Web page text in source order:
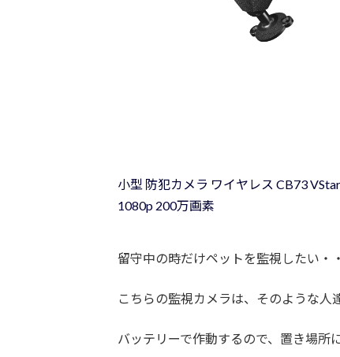
小型 防犯カメラ ワイヤレス CB73
1080p 200万画素
留守中の時だけペットを監視したい・
こちらの監視カメラは、そのような人
バッテリーで作動するので、置き場所